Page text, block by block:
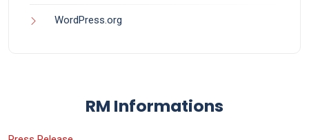
WordPress.org
RM Informations